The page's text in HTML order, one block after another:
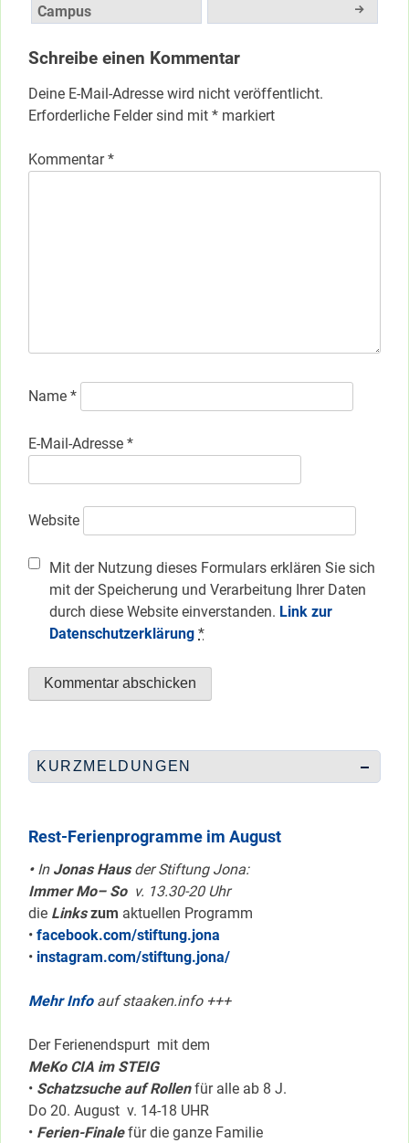
Campus
Schreibe einen Kommentar
Deine E-Mail-Adresse wird nicht veröffentlicht.
Erforderliche Felder sind mit * markiert
Kommentar*
Name *
E-Mail-Adresse *
Website
Mit der Nutzung dieses Formulars erklären Sie sich
mit der Speicherung und Verarbeitung Ihrer Daten
durch diese Website einverstanden. Link zur
Datenschutzerklärung *
KURZMELDUNGEN
Rest-Ferienprogramme im August
•InJonas Hausder Stiftung Jona:
Immer Mo– So v. 13.30-20 Uhr
die Linkszum aktuellen Programm
• facebook.com/stiftung.jona
• instagram.com/stiftung.jona/
Mehr Infoauf staaken.info +++
Der Ferienendspurt mit dem
MeKo CIA im STEIG
• Schatzsuche auf Rollenfür alle ab 8 J.
Do 20. August v. 14-18 UHR
• Ferien-Finalefür die ganze Familie